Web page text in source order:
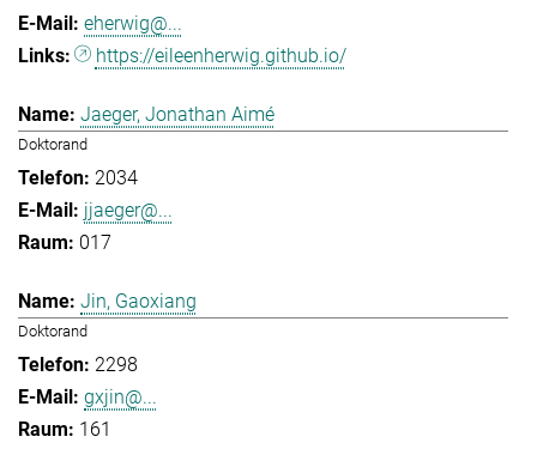
eherwig@...
https://eileenherwig.github.io/
Jaeger, Jonathan Aimé
Doktorand
2034
jjaeger@...
017
Jin, Gaoxiang
Doktorand
2298
gxjin@...
161